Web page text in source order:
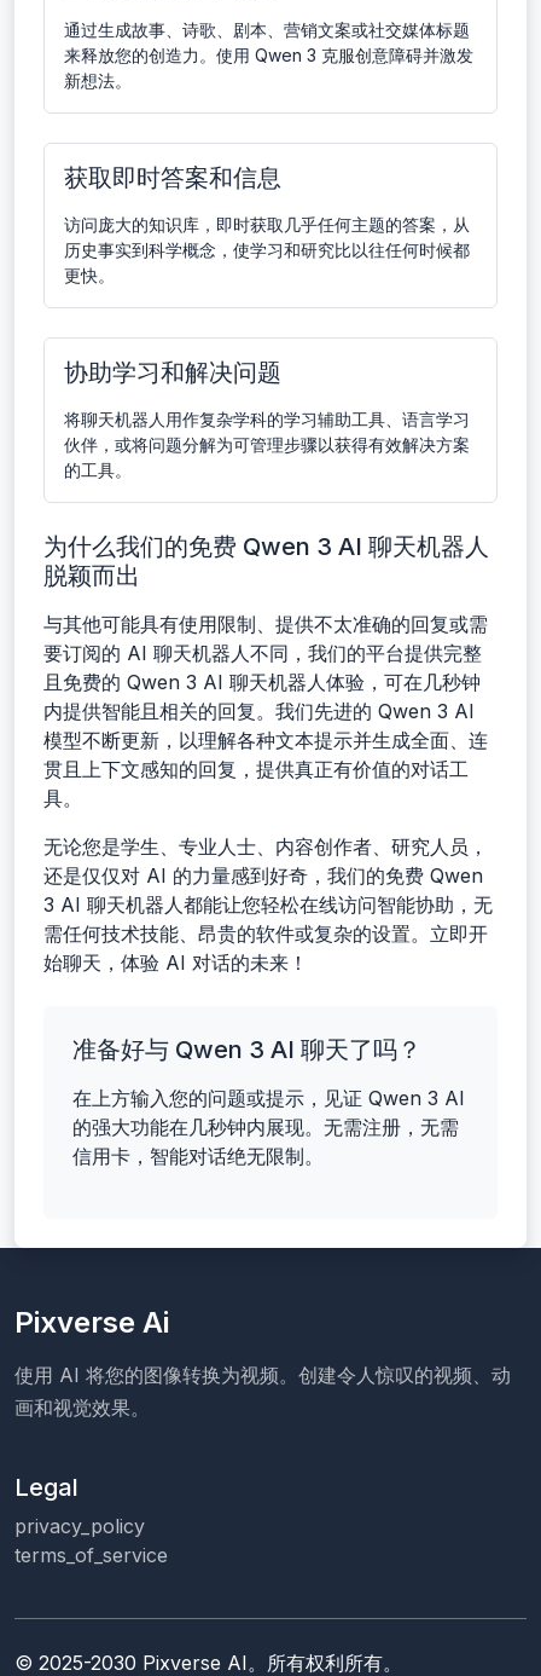
通过生成故事、诗歌、剧本、营销文案或社交媒体标题
来释放您的创造力。使用 Qwen 3 克服创意障碍并激发
新想法。
获取即时答案和信息
访问庞大的知识库，即时获取几乎任何主题的答案，从
历史事实到科学概念，使学习和研究比以往任何时候都
更快。
协助学习和解决问题
将聊天机器人用作复杂学科的学习辅助工具、语言学习
伙伴，或将问题分解为可管理步骤以获得有效解决方案
的工具。
为什么我们的免费 Qwen 3 AI 聊天机器人
脱颖而出
与其他可能具有使用限制、提供不太准确的回复或需
要订阅的 AI 聊天机器人不同，我们的平台提供完整
且免费的 Qwen 3 AI 聊天机器人体验，可在几秒钟
内提供智能且相关的回复。我们先进的 Qwen 3 AI
模型不断更新，以理解各种文本提示并生成全面、连
贯且上下文感知的回复，提供真正有价值的对话工
具。
无论您是学生、专业人士、内容创作者、研究人员，
还是仅仅对 AI 的力量感到好奇，我们的免费 Qwen
3 AI 聊天机器人都能让您轻松在线访问智能协助，无
需任何技术技能、昂贵的软件或复杂的设置。立即开
始聊天，体验 AI 对话的未来！
准备好与 Qwen 3 AI 聊天了吗？
在上方输入您的问题或提示，见证 Qwen 3 AI
的强大功能在几秒钟内展现。无需注册，无需
信用卡，智能对话绝无限制。
Pixverse Ai
使用 AI 将您的图像转换为视频。创建令人惊叹的视频、动
画和视觉效果。
Legal
privacy_policy
terms_of_service
© 2025-2030 Pixverse AI。所有权利所有。